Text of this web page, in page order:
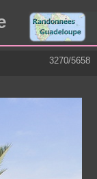
3270/5658